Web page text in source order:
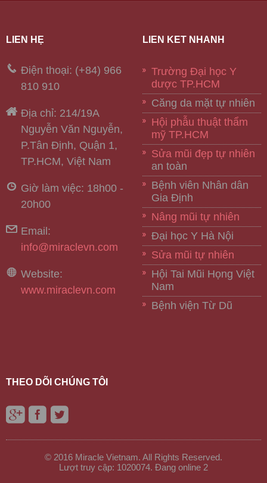
LIÊN HỆ
Điện thoại: (+84) 966
810 910
Địa chỉ: 214/19A
Nguyễn Văn Nguyễn,
P.Tân Định, Quận 1,
TP.HCM, Việt Nam
Giờ làm việc: 18h00 -
20h00
Email:
info@miraclevn.com
Website:
www.miraclevn.com
LIÊN KẾT NHANH
Trường Đại học Y
dược TP.HCM
Căng da mặt tự nhiên
Hội phẫu thuật thẩm
mỹ TP.HCM
Sửa mũi đẹp tự nhiên
an toàn
Bệnh viên Nhân dân
Gia Định
Nâng mũi tự nhiên
Đại học Y Hà Nội
Sửa mũi tự nhiên
Hội Tai Mũi Họng Việt
Nam
Bệnh viện Từ Dũ
THEO DÕI CHÚNG TÔI
© 2016 Miracle Vietnam. All Rights Reserved.
Lượt truy cập: 1020074. Đang online 2